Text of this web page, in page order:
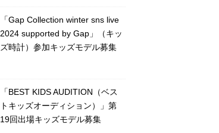
「Gap Collection winter sns live
2024 supported by Gap」（キッ
ズ時計）参加キッズモデル募集
「BEST KIDS AUDITION（ベス
トキッズオーディション）」第
19回出場キッズモデル募集